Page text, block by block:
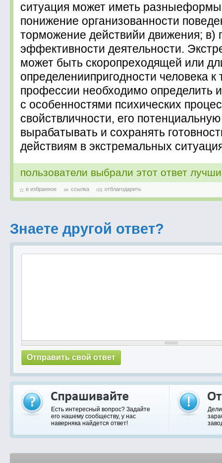
ситуация может иметь
понижение организованности
торможение действийи движения;
эффективности деятельности.
может быть скоропреходящей или
определениипригодности человека к
профессии необходимо определить
с особенностями психических
свойствличности, его
вырабатывать и сохранять
действиям в экстремальных
пользователи выбрали этот ответ
в избранное ссылка отблагодарить
Знаете другой ответ?
Есть интересный вопрос? Задайте
его нашему сообществу, у нас
наверняка найдется ответ!